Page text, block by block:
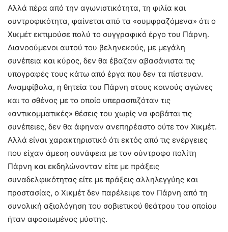
Αλλά πέρα από την αγωνιστικότητα, τη φιλία και
συντροφικότητα, φαίνεται από τα «συμφραζόμενα» ότι ο
Χικμέτ εκτιμούσε πολύ το συγγραφικό έργο του Πάρνη.
Διανοούμενοι αυτού του βεληνεκούς, με μεγάλη
συνέπεια και κύρος, δεν θα έβαζαν αβασάνιστα τις
υπογραφές τους κάτω από έργα που δεν τα πίστευαν.
Αναμφίβολα, η θητεία του Πάρνη στους κοινούς αγώνες
και το σθένος με το οποίο υπερασπιζόταν τις
«αντικομματικές» θέσεις του χωρίς να φοβάται τις
συνέπειες, δεν θα άφηναν ανεπηρέαστο ούτε τον Χικμέτ.
Αλλά είναι χαρακτηριστικό ότι εκτός από τις ενέργειες
που είχαν άμεση συνάφεια με τον σύντροφο πολίτη
Πάρνη και εκδηλώνονταν είτε με πράξεις
συναδελφικότητας είτε με πράξεις αλληλεγγύης και
προστασίας, ο Χικμέτ δεν παρέλειψε τον Πάρνη από τη
συνολική αξιολόγηση του σοβιετικού θεάτρου του οποίου
ήταν αφοσιωμένος μύστης.